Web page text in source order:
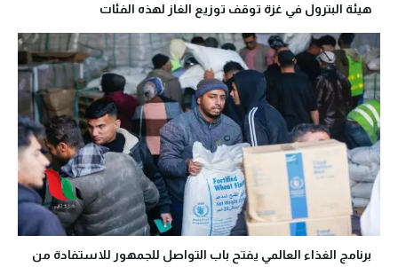
هيئة البترول في غزة توقف توزيع الغاز لهذه الفئات
برنامج الغذاء العالمي يفتح باب التواصل للجمهور للاستفادة من